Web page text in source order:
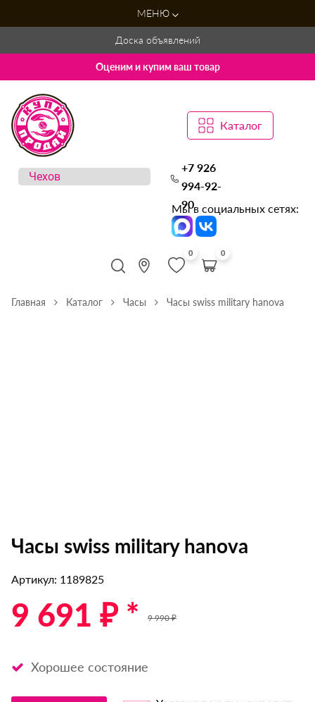
МЕНЮ
Доска объявлений
Оценим и купим ваш товар
Каталог
+7 926
994-92-
90
Мы в социальных сетях:
0 0
Главная Каталог Часы Часы swiss military hanova
Часы swiss military hanova
Артикул: 1189825
9 691 ₽ * 9 990 ₽
Хорошее состояние